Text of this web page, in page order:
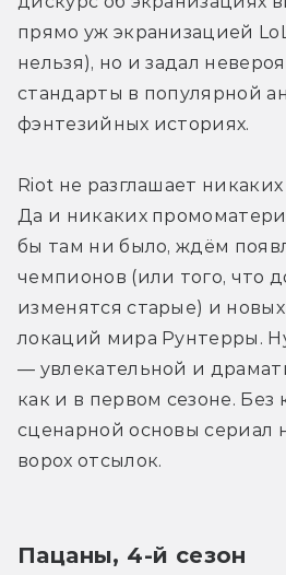
прямо уж экранизацией
нельзя), но и задал
стандарты в популярной
фэнтезийных историях.
Riot не разглашает
Да и никаких
бы там ни было, ждём
чемпионов (или того, что
изменятся старые) и
локаций мира Рунтерры.
— увлекательной и
как и в первом сезоне. Без
сценарной основы сериал
ворох отсылок.
Пацаны, 4-й сезон